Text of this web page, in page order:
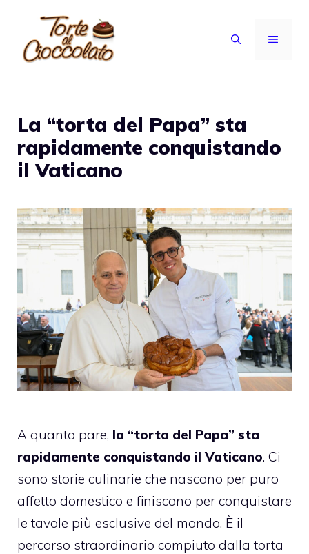
contenuto
MENU
La “torta del Papa” sta
rapidamente conquistando
il Vaticano
A quanto pare, la “torta del Papa” sta
rapidamente conquistando il Vaticano. Ci
sono storie culinarie che nascono per puro
affetto domestico e finiscono per conquistare
le tavole più esclusive del mondo. È il
percorso straordinario compiuto dalla torta